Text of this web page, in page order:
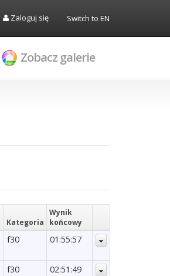
Zaloguj się Switch to EN
Zobacz galerie
Kategoria
Wynik
końcowy
f30 01:55:57
f30 02:51:49